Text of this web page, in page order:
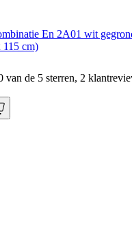
En 2A01 wit
115 cm)
van de 5 sterren, 2